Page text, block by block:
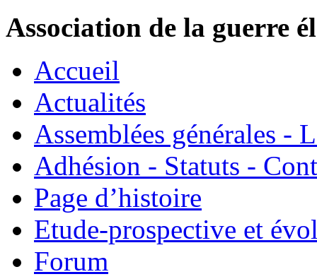
Association de la guerre
Accueil
Actualités
Assemblées générales -
Adhésion - Statuts -
Page d’histoire
Etude-prospective et
Forum